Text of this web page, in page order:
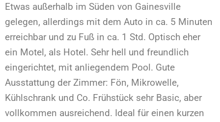
Etwas außerhalb im Süden von Gainesville
gelegen, allerdings mit dem Auto in ca. 5 Minuten
erreichbar und zu Fuß in ca. 1 Std. Optisch eher
ein Motel, als Hotel. Sehr hell und freundlich
eingerichtet, mit anliegendem Pool. Gute
Ausstattung der Zimmer: Fön, Mikrowelle,
Kühlschrank und Co. Frühstück sehr Basic, aber
vollkommen ausreichend. Ideal für einen kurzen